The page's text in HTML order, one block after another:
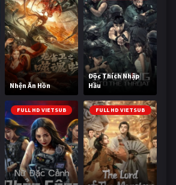
Nhện Ăn Hồn
Độc Thích Nhập
Hầu
FULL HD VIETSUB FULL HD VIETSUB